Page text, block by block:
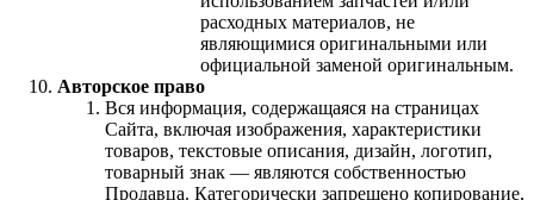
расходных материалов, не
являющимися оригинальными или
официальной заменой оригинальным.
Авторское право
Вся информация, содержащаяся на страницах
Сайта, включая изображения, характеристики
товаров, текстовые описания, дизайн, логотип,
товарный знак — являются собственностью
Продавца. Категорически запрещено копирование,